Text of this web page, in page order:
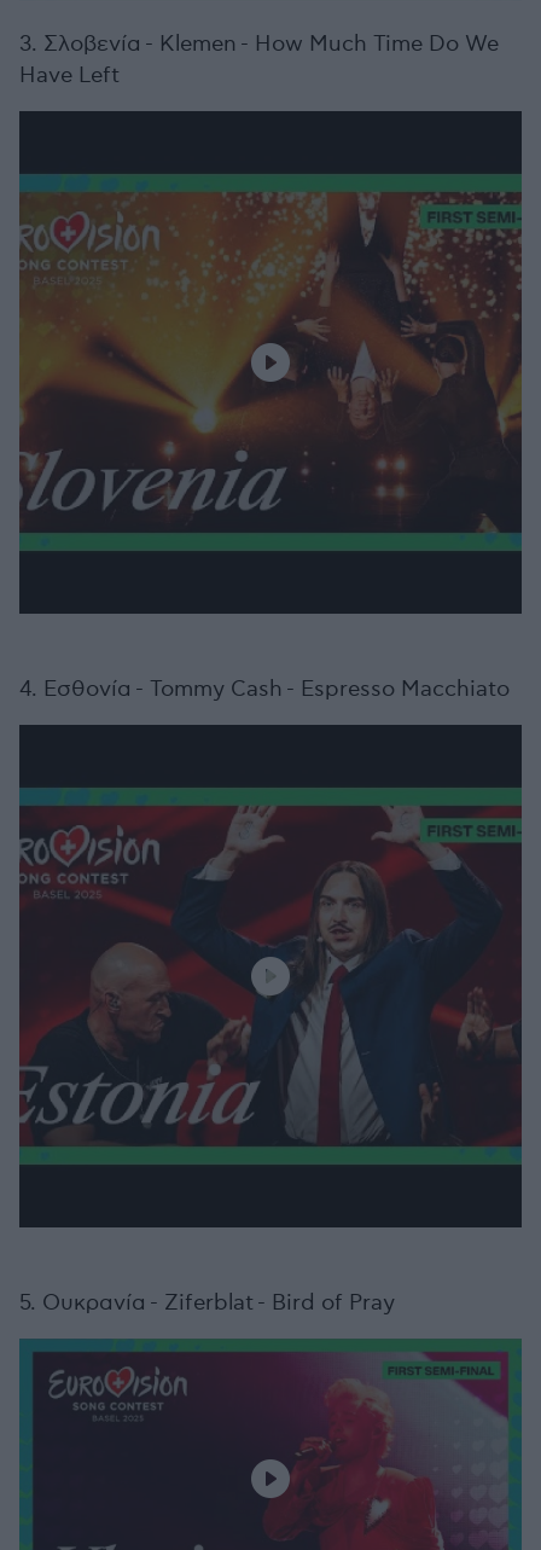
3. Σλοβενία - Klemen - How Much Time Do We
Have Left
4. Εσθονία - Tommy Cash - Espresso Macchiato
5. Ουκρανία - Ziferblat - Bird of Pray